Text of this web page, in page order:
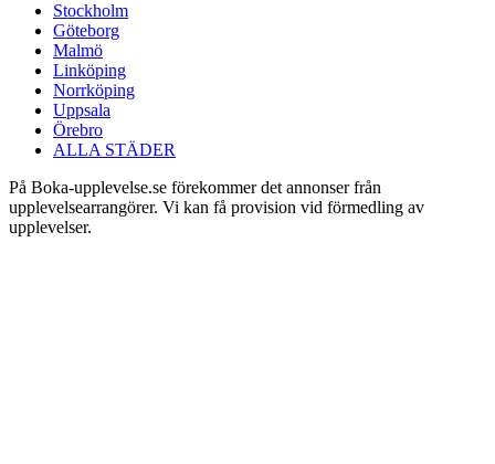
Stockholm
Göteborg
Malmö
Linköping
Norrköping
Uppsala
Örebro
ALLA STÄDER
På Boka-upplevelse.se förekommer det annonser från
upplevelsearrangörer. Vi kan få provision vid förmedling av
upplevelser.